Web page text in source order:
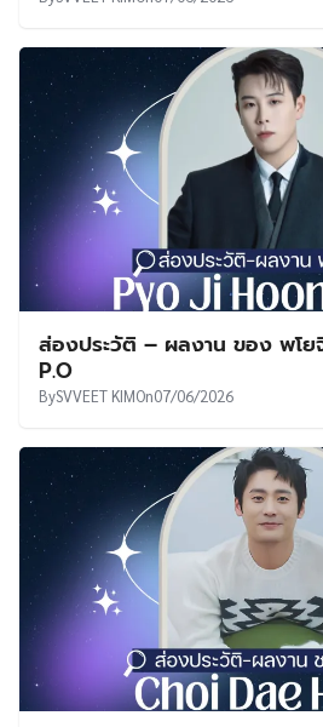
ส่องประวัติ – ผลงาน ของ พโ
P.O
BySVVEET KIMOn07/06/2026